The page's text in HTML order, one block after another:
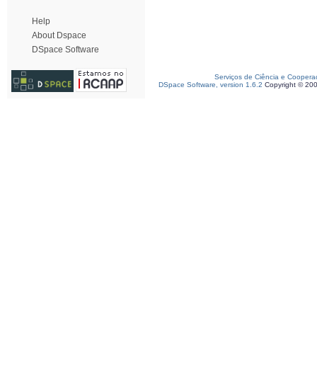
Help
About Dspace
DSpace Software
Serviços de Ciência e
DSpace Software, version 1.6.2 Copyright ©